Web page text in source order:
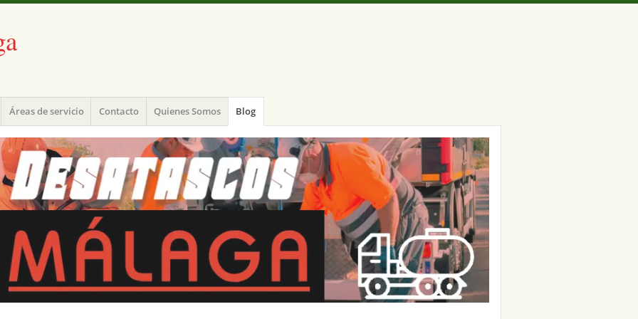
Áreas de servicio Contacto Quienes Somos Blog